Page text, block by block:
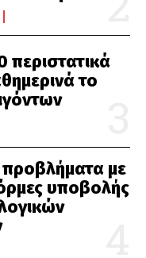
περιστατικά
το
προβλήματα με
υποβολής